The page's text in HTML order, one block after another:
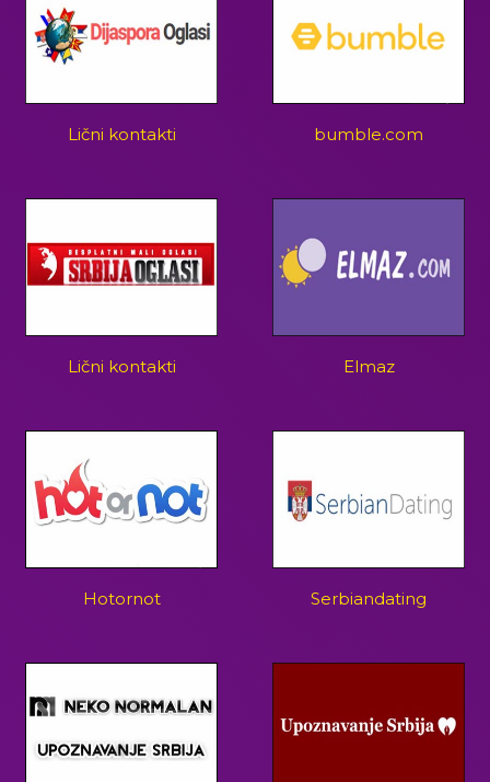
Lični kontakti bumble.com
Lični kontakti Elmaz
Hotornot Serbiandating